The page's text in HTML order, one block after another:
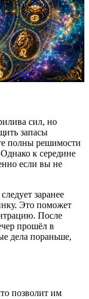
сил, но
запасы
полны решимости
к середине
если вы не
заранее
Это поможет
После
прошёл в
дела пораньше,
позволит им